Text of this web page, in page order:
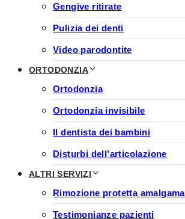
Gengive ritirate
Pulizia dei denti
Video parodontite
ORTODONZIA
Ortodonzia
Ortodonzia invisibile
Il dentista dei bambini
Disturbi dell’articolazione
ALTRI SERVIZI
Rimozione protetta amalgama
Testimonianze pazienti